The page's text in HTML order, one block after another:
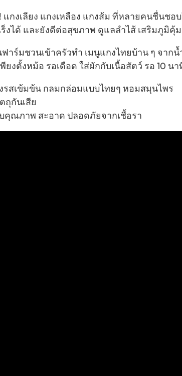
แกงเลียง แกงเหลือง แกงส้ม ที่หลายคนชื่นช
ร็งได้ และยังดีต่อสุขภาพ ดูแลลำไส้ เสริมภูมิ
ฟาร์มชวนเข้าครัวทำ เมนูแกงไทยบ้าน ๆ จาก
พียงตั้งหม้อ รอเดือด ใส่ผักกับเนื้อสัตว์ รอ 10
รสเข้มข้น กลมกล่อมแบบไทยๆ หอมสมุนไพร
ถุกันเสีย
คุณภาพ สะอาด ปลอดภัยจากเชื้อรา